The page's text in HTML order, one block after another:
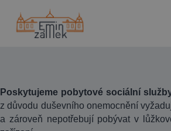
Poskytujeme pobytové sociální
z důvodu duševního onemocnění
a zároveň nepotřebují pobývat v